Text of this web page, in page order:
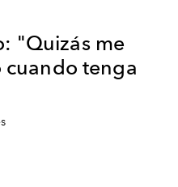
"Quizás me
cuando tenga